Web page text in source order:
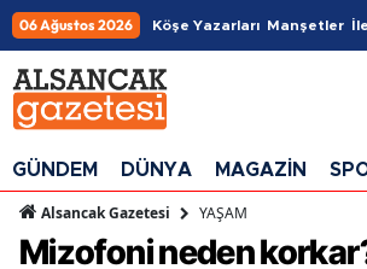
06 Ağustos 2026 Köşe Yazarları Manşetler
GÜNDEM DÜNYA MAGAZİN
Alsancak Gazetesi YAŞAM
Mizofoni neden